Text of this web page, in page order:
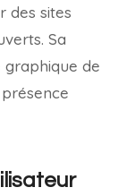
des sites
Sa
de